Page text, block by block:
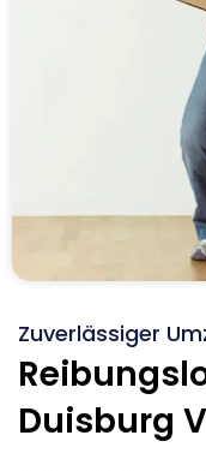
Zuverlässiger
Duisburg